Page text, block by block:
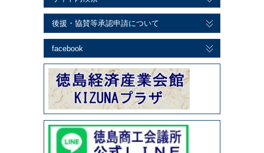
後援・協賛等承認申請について
facebook